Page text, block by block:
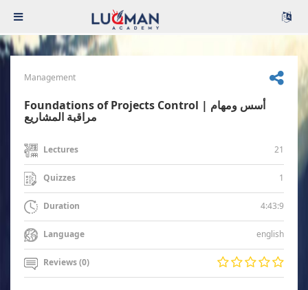
Management
Foundations of Projects Control | أسس ومهام
مراقبة المشاريع
Lectures 21
Quizzes 1
Duration 4:43:9
Language english
Reviews (0)